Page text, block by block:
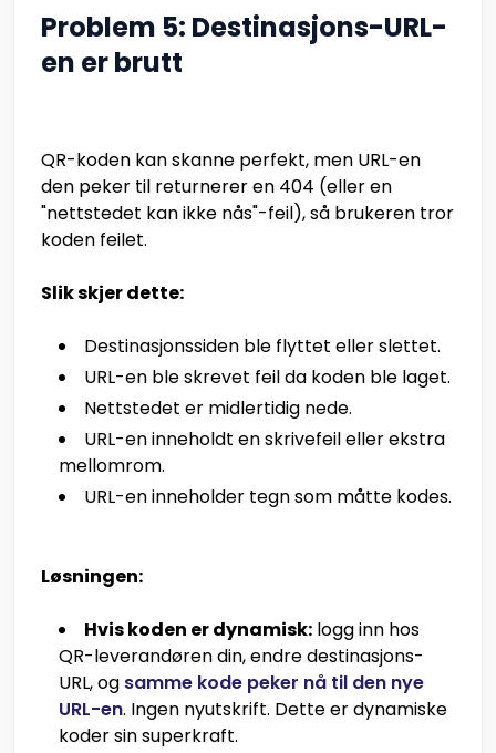
Problem 5: Destinasjons-URL-
en er brutt
QR-koden kan skanne perfekt, men URL-en
den peker til returnerer en 404 (eller en
"nettstedet kan ikke nås"-feil), så brukeren tror
koden feilet.
Slik skjer dette:
Destinasjonssiden ble flyttet eller slettet.
URL-en ble skrevet feil da koden ble laget.
Nettstedet er midlertidig nede.
URL-en inneholdt en skrivefeil eller ekstra
mellomrom.
URL-en inneholder tegn som måtte kodes.
Løsningen:
Hvis koden er dynamisk: logg inn hos
QR-leverandøren din, endre destinasjons-
URL, og samme kode peker nå til den nye
URL-en. Ingen nyutskrift. Dette er dynamiske
koder sin superkraft.